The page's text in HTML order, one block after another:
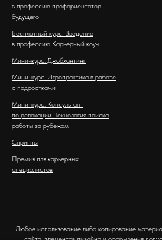
в профессию профориентатор
будущего
Бесплатный курс. Введение
в профессию Карьерный коуч
Мини-курс. Джобхантинг
Мини-курс. Игропрактика в работе
с подростками
Мини-курс. Консультант
по релокации. Технология поиска
работы за рубежом
Спринты
Премия для карьерных
специалистов
Любое использование либо копирование